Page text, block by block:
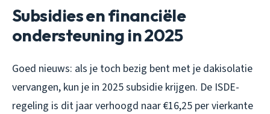
Subsidies en financiële
ondersteuning in 2025
Goed nieuws: als je toch bezig bent met je dakisolatie
vervangen, kun je in 2025 subsidie krijgen. De ISDE-
regeling is dit jaar verhoogd naar €16,25 per vierkante